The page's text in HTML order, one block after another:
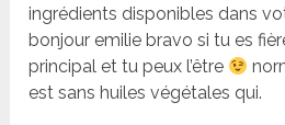
ingrédients disponibles dans
bonjour emilie bravo si tu es
principal et tu peux l’être
est sans huiles végétales qui.